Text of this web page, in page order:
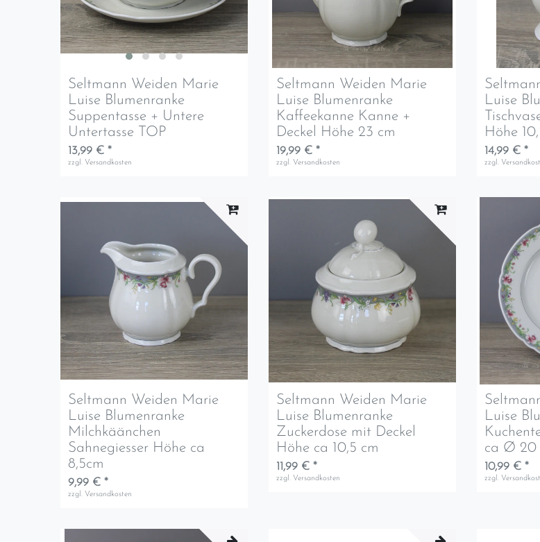
Seltmann Weiden Marie
Luise Blumenranke
Suppentasse + Untere
Untertasse TOP
13,99 € *
zzgl. Versandkosten
Seltmann Weiden Marie
Luise Blumenranke
Kaffeekanne Kanne +
Deckel Höhe 23 cm
19,99 € *
zzgl. Versandkosten
Luise
Höhe
14,99 € *
zzgl.
Seltmann Weiden Marie
Luise Blumenranke
Milchkäänchen
Sahnegiesser Höhe ca
8,5cm
9,99 € *
zzgl. Versandkosten
Seltmann Weiden Marie
Luise Blumenranke
Zuckerdose mit Deckel
Höhe ca 10,5 cm
11,99 € *
zzgl. Versandkosten
Luise
ca Ø 20
10,99 € *
zzgl.